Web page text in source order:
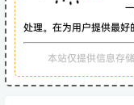
处理。在为用户提供最好
本站仅提供信息存